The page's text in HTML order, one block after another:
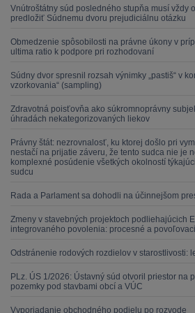
Vnútroštátny súd posledného stupňa musí vždy
predložiť Súdnemu dvoru prejudiciálnu otázku
Obmedzenie spôsobilosti na právne úkony v
ultima ratio k podpore pri rozhodovaní
Súdny dvor spresnil rozsah výnimky „pastiš“ v
vzorkovania“ (sampling)
Zdravotná poisťovňa ako súkromnoprávny
úhradách nekategorizovaných liekov
Právny štát: nezrovnalosť, ku ktorej došlo pri
nestačí na prijatie záveru, že tento sudca nie je
komplexné posúdenie všetkých okolností
sudcu
Rada a Parlament sa dohodli na účinnejšom
Zmeny v stavebných projektoch podliehajúcich
integrovaného povolenia: procesné a
Odstránenie rodových rozdielov v starostlivosti:
PLz. ÚS 1/2026: Ústavný súd otvoril priestor na
pozemky pod stavbami obcí a VÚC
Vyporiadanie obchodného podielu po rozvode